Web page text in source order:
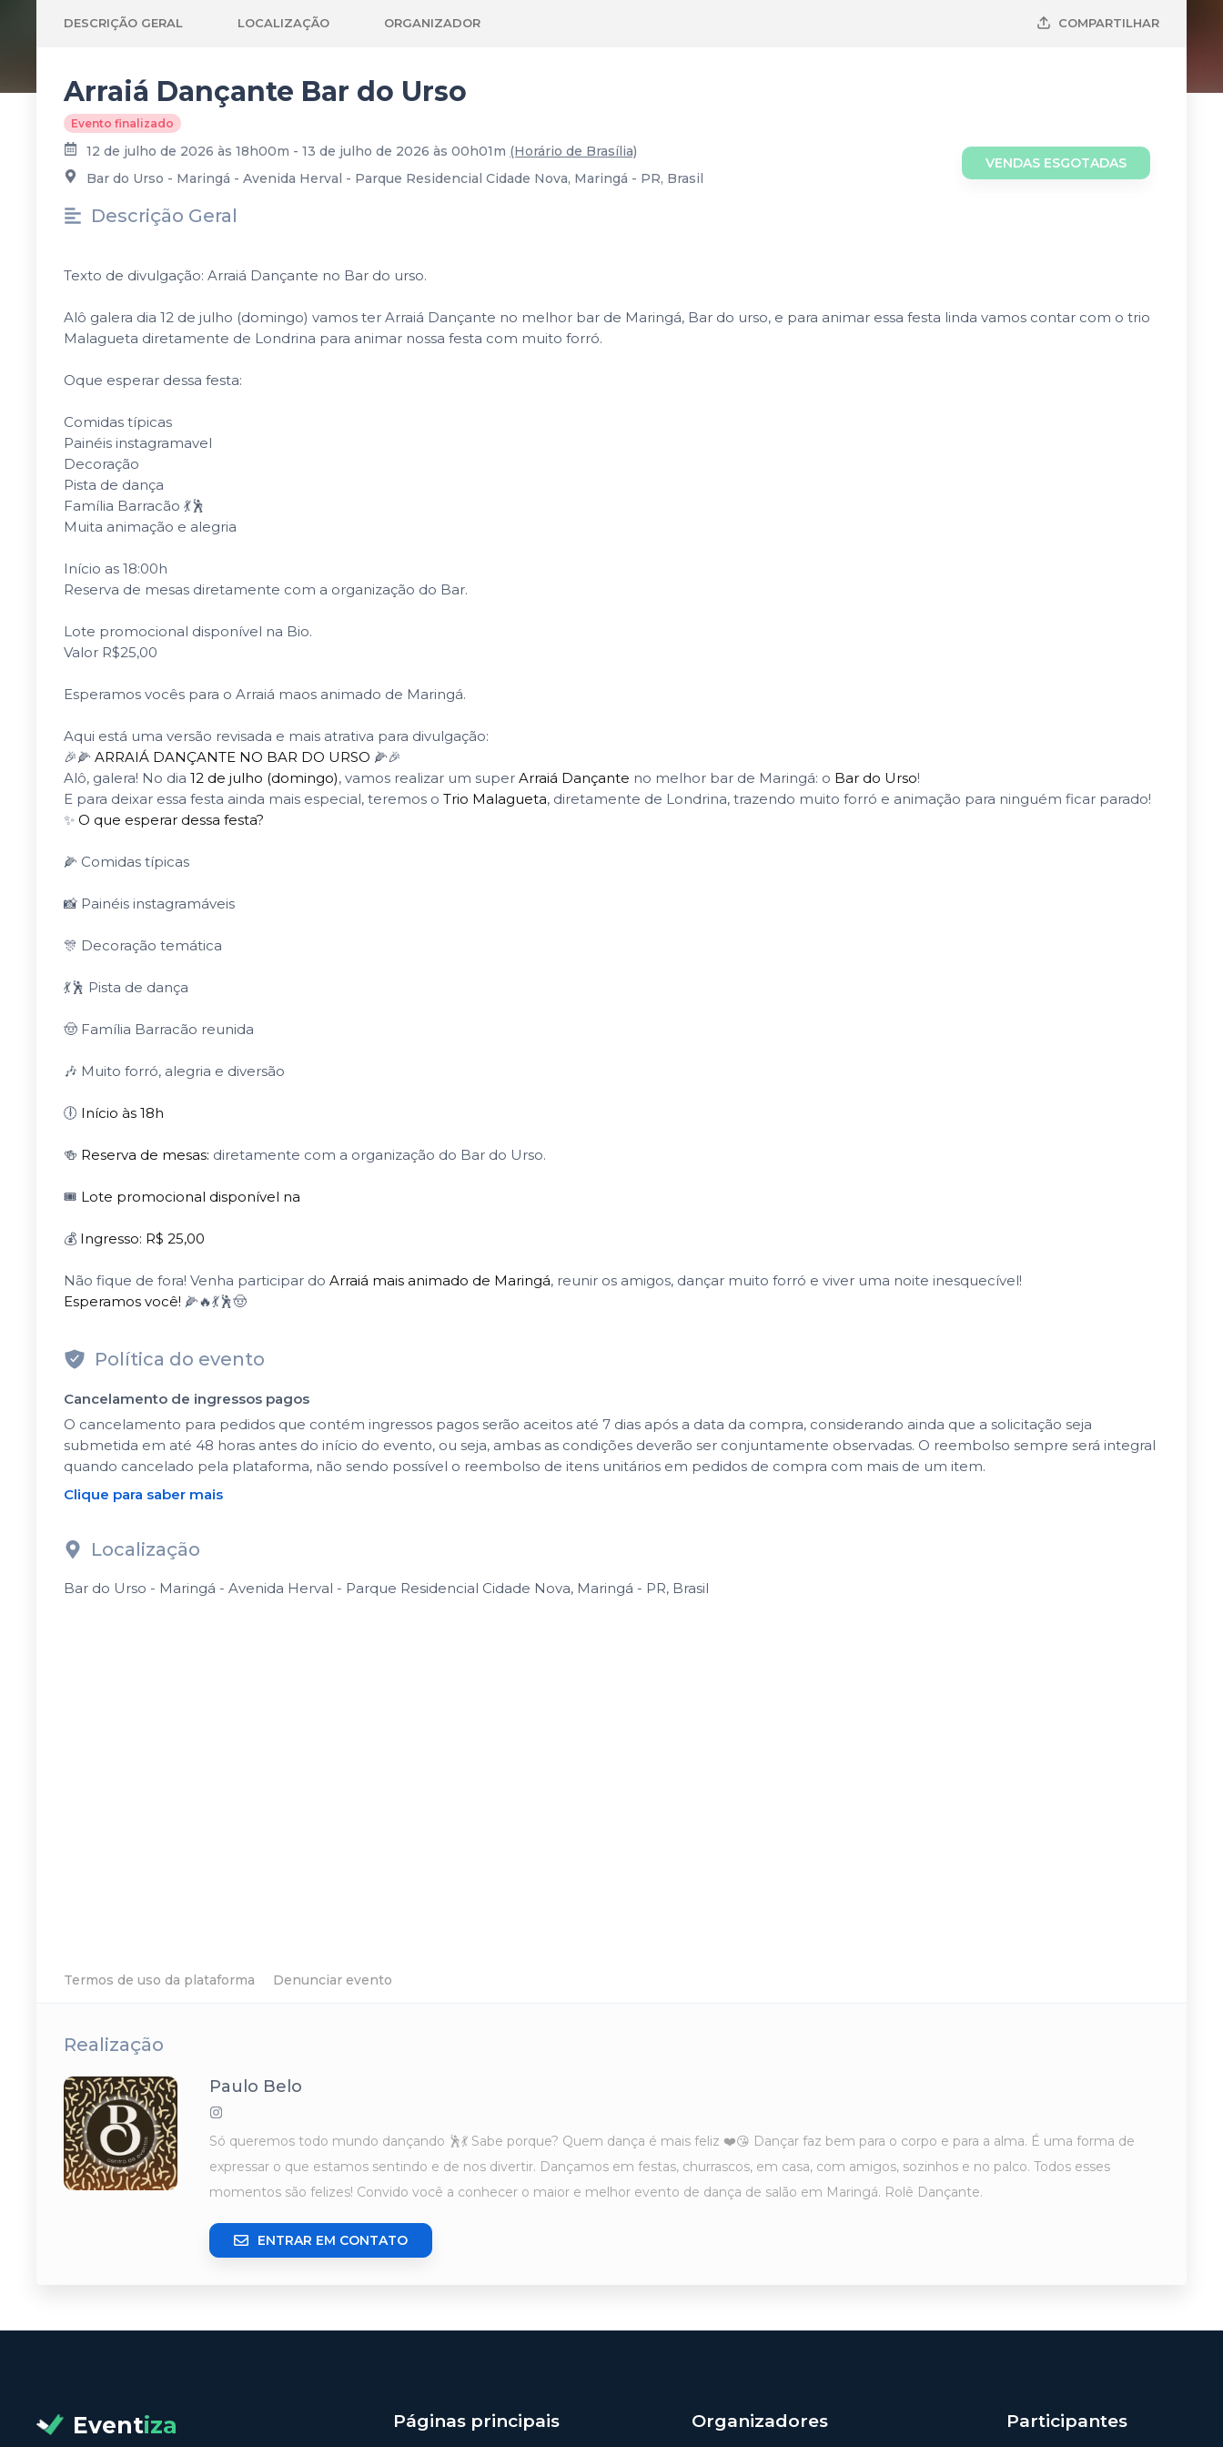
DESCRIÇÃO GERAL LOCALIZAÇÃO ORGANIZADOR COMPARTILHAR
Arraiá Dançante Bar do Urso
Evento finalizado
12 de julho de 2026 às 18h00m - 13 de julho de 2026 às 00h01m (Horário de Brasília)
Bar do Urso - Maringá - Avenida Herval - Parque Residencial Cidade Nova, Maringá - PR, Brasil
VENDAS ESGOTADAS
Descrição Geral
Texto de divulgação: Arraiá Dançante no Bar do urso.
Alô galera dia 12 de julho (domingo) vamos ter Arraiá Dançante no melhor bar de Maringá, Bar do urso, e para animar essa festa linda vamos contar com o trio
Malagueta diretamente de Londrina para animar nossa festa com muito forró.
Oque esperar dessa festa:
Comidas típicas
Painéis instagramavel
Decoração
Pista de dança
Família Barracão 💃🕺
Muita animação e alegria
Início as 18:00h
Reserva de mesas diretamente com a organização do Bar.
Lote promocional disponível na Bio.
Valor R$25,00
Esperamos vocês para o Arraiá maos animado de Maringá.
Aqui está uma versão revisada e mais atrativa para divulgação:
🎉🌽 ARRAIÁ DANÇANTE NO BAR DO URSO 🌽🎉
Alô, galera! No dia 12 de julho (domingo), vamos realizar um super Arraiá Dançante no melhor bar de Maringá: o Bar do Urso!
E para deixar essa festa ainda mais especial, teremos o Trio Malagueta, diretamente de Londrina, trazendo muito forró e animação para ninguém ficar parado!
✨ O que esperar dessa festa?
🌽 Comidas típicas
📸 Painéis instagramáveis
🎊 Decoração temática
💃🕺 Pista de dança
🤠 Família Barracão reunida
🎶 Muito forró, alegria e diversão
🕕 Início às 18h
🍻 Reserva de mesas: diretamente com a organização do Bar do Urso.
🎟️ Lote promocional disponível na
💰 Ingresso: R$ 25,00
Não fique de fora! Venha participar do Arraiá mais animado de Maringá, reunir os amigos, dançar muito forró e viver uma noite inesquecível!
Esperamos você! 🌽🔥💃🕺🤠
Política do evento
Cancelamento de ingressos pagos
O cancelamento para pedidos que contém ingressos pagos serão aceitos até 7 dias após a data da compra, considerando ainda que a solicitação seja
submetida em até 48 horas antes do início do evento, ou seja, ambas as condições deverão ser conjuntamente observadas. O reembolso sempre será integral
quando cancelado pela plataforma, não sendo possível o reembolso de itens unitários em pedidos de compra com mais de um item.
Clique para saber mais
Localização
Bar do Urso - Maringá - Avenida Herval - Parque Residencial Cidade Nova, Maringá - PR, Brasil
Termos de uso da plataforma Denunciar evento
Realização
Paulo Belo
Só queremos todo mundo dançando 🕺💃 Sabe porque? Quem dança é mais feliz ❤️😘 Dançar faz bem para o corpo e para a alma. É uma forma de
expressar o que estamos sentindo e de nos divertir. Dançamos em festas, churrascos, em casa, com amigos, sozinhos e no palco. Todos esses
momentos são felizes! Convido você a conhecer o maior e melhor evento de dança de salão em Maringá. Rolê Dançante.
ENTRAR EM CONTATO
Eventiza Páginas principais Organizadores Participantes